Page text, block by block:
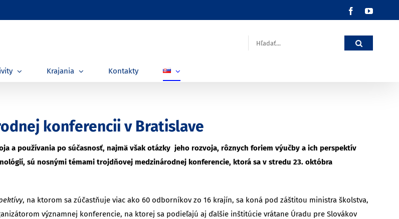
Facebook
Hľadať:
Krajania Kontakty
konferencii v Bratislave
a používania po súčasnosť, najmä však otázky jeho rozvoja, rôznych foriem výučby a ich perspektív
sú nosnými témami trojdňovej medzinárodnej konferencie, ktorá sa v stredu 23. októbra
, na ktorom sa zúčastňuje viac ako 60 odborníkov zo 16 krajín, sa koná pod záštitou ministra školstva,
významnej konferencie, na ktorej sa podieľajú aj ďalšie inštitúcie vrátane Úradu pre Slovákov